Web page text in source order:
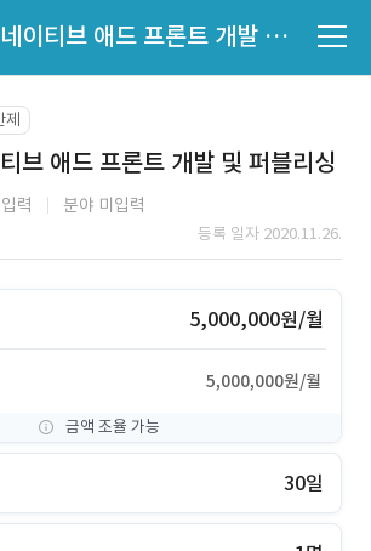
웹 콘텐츠 네이티브 애드 프론트 개발 및 퍼블리싱
제
브 애드 프론트 개발 및 퍼블리싱
력 분야 미입력
등록 일자 2020.11.26.
5,000,000원/월
5,000,000원/월
금액 조율 가능
30일